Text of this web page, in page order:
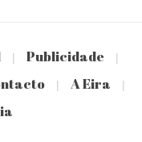
| Publicidade |
| A Eira |